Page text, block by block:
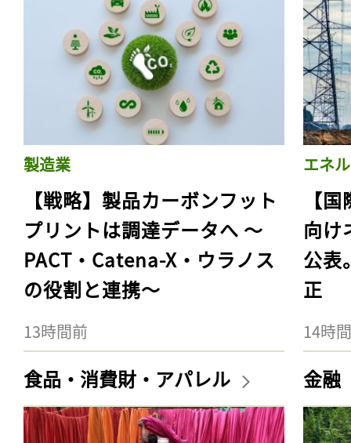
製造業
【戦略】製品カーボンフット
プリントは調達データへ 〜
PACT・Catena-X・ウラノス
の役割と連携〜
13時間前
エネ
【
向け
公表
正
14時
食品・消費財・アパレル 金融